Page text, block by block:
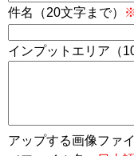
件名（20文字まで）
インプットエリア（
アップする画像ファ